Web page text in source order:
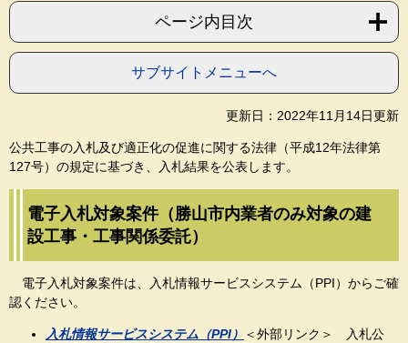
ページ内目次
サブサイトメニューへ
更新日：2022年11月14日更新
公共工事の入札及び適正化の促進に関する法律（平成12年法律第
127号）の規定に基づき、入札結果を公表します。
電子入札対象案件（勝山市内業者のみ対象の建
設工事・工事関係委託）
電子入札対象案件は、入札情報サービスシステム（PPI）からご確
認ください。
入札情報サービスシステム（PPI） ＜外部リンク＞ 入札公